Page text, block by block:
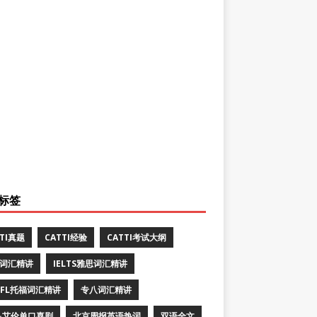
签
真题 CATTI经验 CATTI考试大纲
汇精讲 IELTS雅思词汇精讲
托福词汇精讲 专八词汇精讲